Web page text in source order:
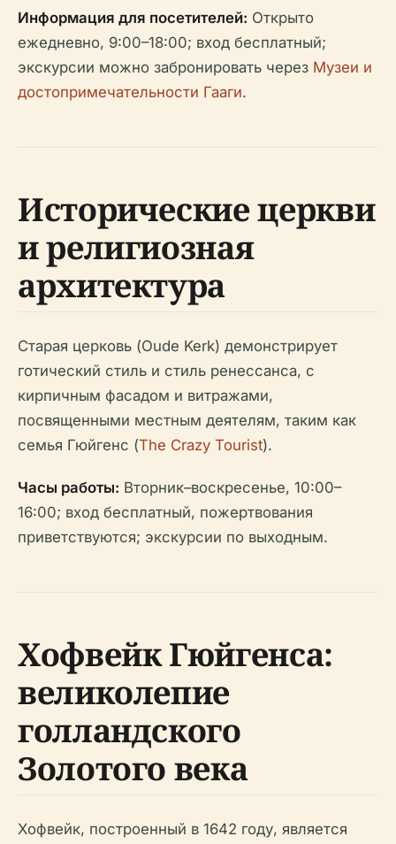
Информация для посетителей: Открыто
ежедневно, 9:00–18:00; вход бесплатный;
экскурсии можно забронировать через Музеи и
достопримечательности Гааги.
Исторические церкви
и религиозная
архитектура
Старая церковь (Oude Kerk) демонстрирует
готический стиль и стиль ренессанса, с
кирпичным фасадом и витражами,
посвященными местным деятелям, таким как
семья Гюйгенс (The Crazy Tourist).
Часы работы: Вторник–воскресенье, 10:00–
16:00; вход бесплатный, пожертвования
приветствуются; экскурсии по выходным.
Хофвейк Гюйгенса:
великолепие
голландского
Золотого века
Хофвейк, построенный в 1642 году, является